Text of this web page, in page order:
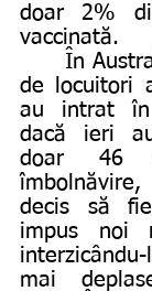
doar 2%
vaccinată.
	În Australia, cei 4 milioane
de locuitori
au intrat în
dacă ieri
doar 46
decis să
impus noi
mai